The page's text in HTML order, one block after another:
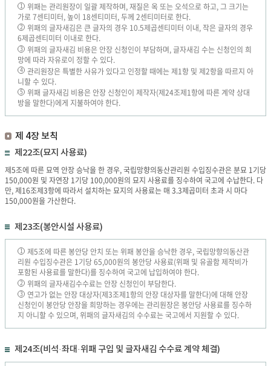
1
위패는 관리원장이 일괄 제작하며, 재질은 옥 또는 오석으로 하고, 그 크기는
가로 7센티미터, 높이 18센티미터, 두께 2센티미터로 한다.
2
위패의 글자새김은 큰 글자의 경우 10.5제곱센티미터 이내, 작은 글자의 경우
6제곱센티미터 이내로 한다.
3
위패의 글자새김 비용은 안장 신청인이 부담하며, 글자새김 수는 신청인의 희
망에 따라 자유로이 정할 수 있다.
4 관리원장은 특별한 사유가 있다고 인정할 때에는 제1항 및 제2항을 따르지 아
니할 수 있다.
5
위패 글자새김 비용은 안장 신청인이 제작자(제24조제1항에 따른 계약 상대
방을 말한다)에게 지불하여야 한다.
제 4장 보칙
제22조(묘지 사용료)
제5조에 따른 묘역 안장 승낙을 한 경우, 국립망향의동산관리원 수입징수관은 분묘 1기당
150,000원 및 자연장 1기당 100,000원의 묘지 사용료를 징수하여 국고에 수납한다. 다
만, 제16조제3항에 따라서 설치하는 묘지의 사용료는 매 3.3제곱미터 초과 시 마다
150,000원을 가산한다.
제23조(봉안시설 사용료)
1 제5조에 따른 봉안당 안치 또는 위패 봉안을 승낙한 경우, 국립망향의동산관
리원 수입징수관은 1기당 65,000원의 봉안당 사용료(위패 및 유골함 제작비가
포함된 사용료를 말한다)를 징수하여 국고에 납입하여야 한다.
2 위패의 글자새김수수료는 안장 신청인이 부담한다.
3
연고가 없는 안장 대상자(제3조제1항의 안장 대상자를 말한다)에 대해 안장
신청인이 봉안당 안장을 희망하는 경우에는 관리원장은 봉안당 사용료를 징수하
지 아니할 수 있으며, 위패의 글자새김의 수수료는 국고에서 지원할 수 있다.
제24조(비석·좌대·위패 구입 및 글자새김 수수료 계약 체결)